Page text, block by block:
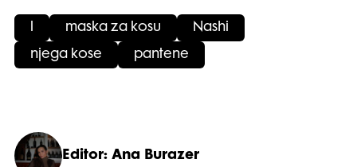
maska za kosu Nashi
njega kose pantene
Editor: Ana Burazer